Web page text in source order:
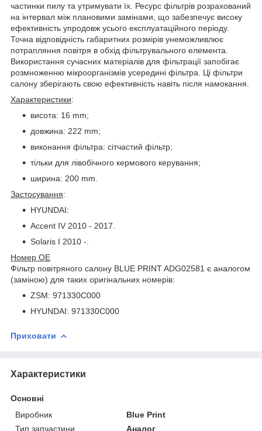
частинки пилу та утримувати їх. Ресурс фільтрів розрахований
на інтервал між плановими замінами, що забезпечує високу
ефективність упродовж усього експлуатаційного періоду.
Точна відповідність габаритних розмірів унеможливлює
потрапляння повітря в обхід фільтрувального елемента.
Використання сучасних матеріалів для фільтрації запобігає
розмноженню мікроорганізмів усередині фільтра. Ці фільтри
салону зберігають свою ефективність навіть після намокання.
Характеристики:
висота: 16 mm;
довжина: 222 mm;
виконання фільтра: сітчастий фільтр;
тільки для лівобічного кермового керування;
ширина: 200 mm.
Застосування:
HYUNDAI:
Accent IV 2010 - 2017.
Solaris I 2010 -.
Номер OE
Фільтр повітряного салону BLUE PRINT ADG02581 є аналогом
(заміною) для таких оригінальних номерів:
ZSM: 971330C000
HYUNDAI: 971330C000
Приховати
Характеристики
Основні
Виробник
Blue Print
Тип запчастини
Аналог